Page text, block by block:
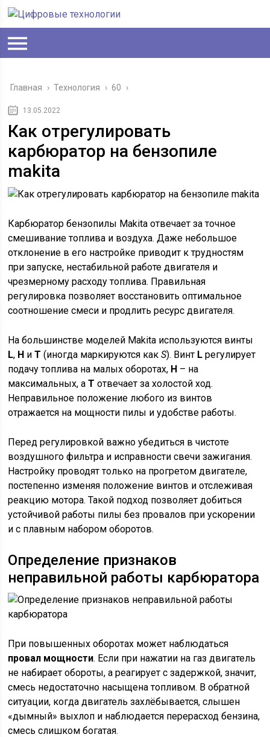
Главная › Технология › 60 ›
13.05.2022
Как отрегулировать
карбюратор на бензопиле
makita
Карбюратор бензопилы Makita отвечает за точное
смешивание топлива и воздуха. Даже небольшое
отклонение в его настройке приводит к трудностям
при запуске, нестабильной работе двигателя и
чрезмерному расходу топлива. Правильная
регулировка позволяет восстановить оптимальное
соотношение смеси и продлить ресурс двигателя.
На большинстве моделей Makita используются винты
L, H иT (иногда маркируются какS). Винт L регулирует
подачу топлива на малых оборотах, H – на
максимальных, аT отвечает за холостой ход.
Неправильное положение любого из винтов
отражается на мощности пилы и удобстве работы.
Перед регулировкой важно убедиться в чистоте
воздушного фильтра и исправности свечи зажигания.
Настройку проводят только на прогретом двигателе,
постепенно изменяя положение винтов и отслеживая
реакцию мотора. Такой подход позволяет добиться
устойчивой работы пилы без провалов при ускорении
и с плавным набором оборотов.
Определение признаков
неправильной работы карбюратора
При повышенных оборотах может наблюдаться
провал мощности. Если при нажатии на газ двигатель
не набирает обороты, а реагирует с задержкой, значит,
смесь недостаточно насыщена топливом. В обратной
ситуации, когда двигатель захлёбывается, слышен
«дымный» выхлоп и наблюдается перерасход бензина,
смесь слишком богатая.